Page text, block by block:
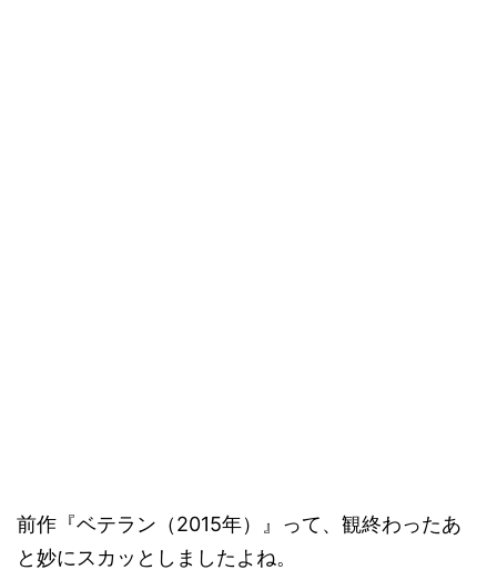
前作『ベテラン（2015年）』って、観終わったあ
と妙にスカッとしましたよね。